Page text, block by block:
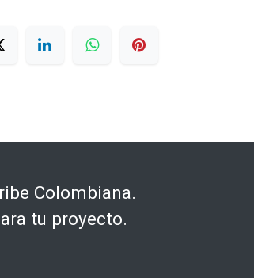
Colombiana.
tu proyecto.